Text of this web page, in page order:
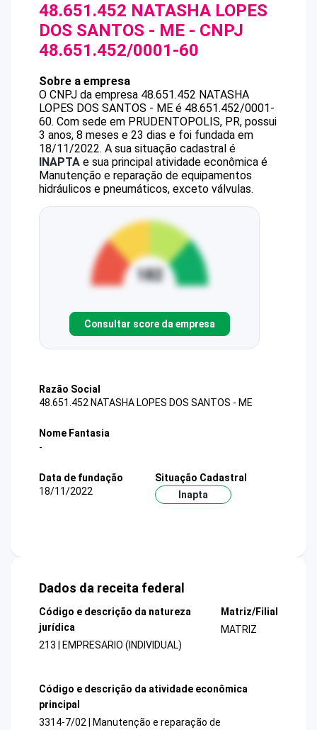
48.651.452 NATASHA LOPES
DOS SANTOS - ME - CNPJ
48.651.452/0001-60
Sobre a empresa
O CNPJ da empresa 48.651.452 NATASHA
LOPES DOS SANTOS - ME é 48.651.452/0001-
60. Com sede em PRUDENTOPOLIS, PR, possui
3 anos, 8 meses e 23 dias e foi fundada em
18/11/2022. A sua situação cadastral é
INAPTA e sua principal atividade econômica é
Manutenção e reparação de equipamentos
hidráulicos e pneumáticos, exceto válvulas.
Consultar score da empresa
Razão Social
48.651.452 NATASHA LOPES DOS SANTOS - ME
Nome Fantasia
-
Data de fundação
18/11/2022
Situação Cadastral
Inapta
Dados da receita federal
Código e descrição da natureza
jurídica
213 | EMPRESARIO (INDIVIDUAL)
Matriz/Filial
MATRIZ
Código e descrição da atividade econômica
principal
3314-7/02 | Manutenção e reparação de